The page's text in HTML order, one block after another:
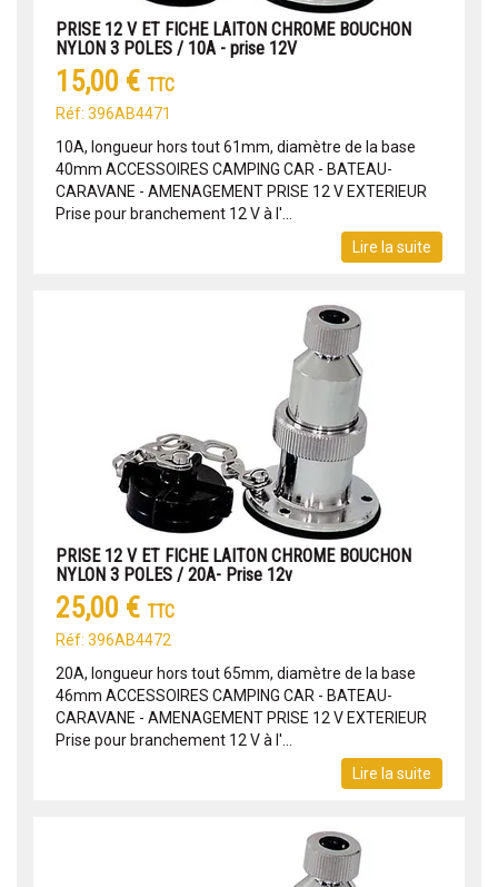
PRISE 12 V ET FICHE LAITON CHROME BOUCHON
NYLON 3 POLES / 10A - prise 12V
15,00 € TTC
Réf: 396AB4471
10A, longueur hors tout 61mm, diamètre de la base
40mm ACCESSOIRES CAMPING CAR - BATEAU-
CARAVANE - AMENAGEMENT PRISE 12 V EXTERIEUR
Prise pour branchement 12 V à l'...
Lire la suite
PRISE 12 V ET FICHE LAITON CHROME BOUCHON
NYLON 3 POLES / 20A- Prise 12v
25,00 € TTC
Réf: 396AB4472
20A, longueur hors tout 65mm, diamètre de la base
46mm ACCESSOIRES CAMPING CAR - BATEAU-
CARAVANE - AMENAGEMENT PRISE 12 V EXTERIEUR
Prise pour branchement 12 V à l'...
Lire la suite